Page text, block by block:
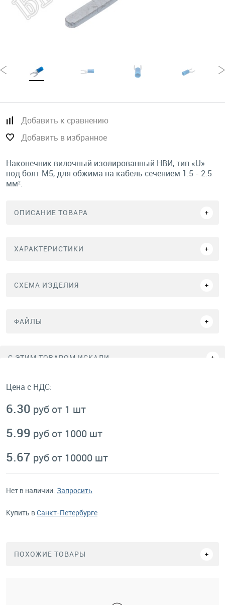
Добавить к сравнению
Добавить в избранное
Наконечник вилочный изолированный НВИ, тип «U»
под болт М5, для обжима на кабель сечением 1.5 - 2.5
мм².
ОПИСАНИЕ ТОВАРА
ХАРАКТЕРИСТИКИ
СХЕМА ИЗДЕЛИЯ
ФАЙЛЫ
C ЭТИМ ТОВАРОМ ИСКАЛИ
Цена с НДС:
6.30 руб от 1 шт
5.99 руб от 1000 шт
5.67 руб от 10000 шт
Нет в наличии. Запросить
Купить вСанкт-Петербурге
ПОХОЖИЕ ТОВАРЫ